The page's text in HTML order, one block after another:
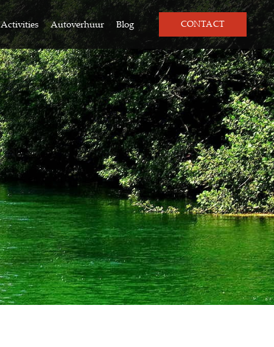
Activities Autoverhuur Blog CONTACT